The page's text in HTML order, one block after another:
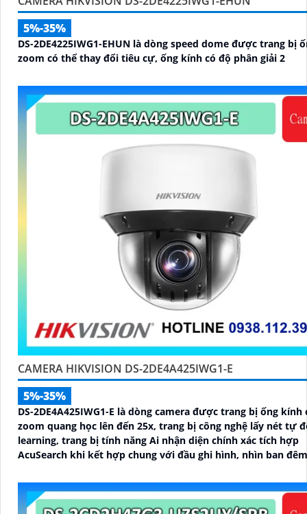
5%-35%
DS-2DE4225IWG1-EHUN là dòng speed dome được trang bị
zoom có thể thay đổi tiêu cự, ống kính có độ phân giải 2
CAMERA HIKVISION DS-2DE4A425IWG1-E
5%-35%
DS-2DE4A425IWG1-E là dòng camera được trang bị ống kính
zoom quang học lên đến 25x, trang bị công nghệ lấy nét tự
learning, trang bị tính năng Ai nhận diện chính xác tích hợp
AcuSearch khi kết hợp chung với đầu ghi hình, nhìn ban